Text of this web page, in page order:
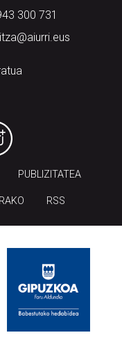
300 731
PUBLIZITATEA
RSS